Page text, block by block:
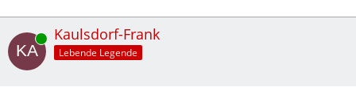
Online Kaulsdorf-Frank
Lebende Legende